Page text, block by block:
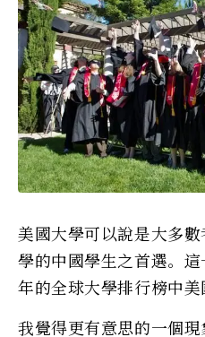
美國大學可以說是大多
學的中國學生之首選。
年的全球大學排行榜中美
我覺得更有意思的一個